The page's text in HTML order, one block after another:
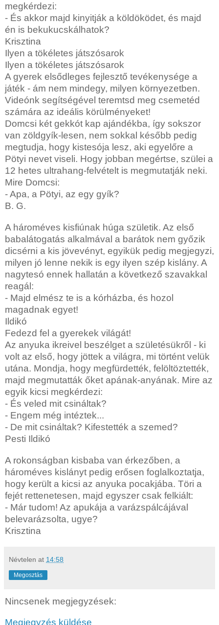
megkérdezi:
- És akkor majd kinyitják a köldöködet, és majd
én is bekukucskálhatok?
Krisztina
Ilyen a tökéletes játszósarok
Ilyen a tökéletes játszósarok
A gyerek elsődleges fejlesztő tevékenysége a
játék - ám nem mindegy, milyen környezetben.
Videónk segítségével teremtsd meg csemetéd
számára az ideális körülményeket!
Domcsi két gekkót kap ajándékba, így sokszor
van zöldgyík-lesen, nem sokkal később pedig
megtudja, hogy kistesója lesz, aki egyelőre a
Pötyi nevet viseli. Hogy jobban megértse, szülei a
12 hetes ultrahang-felvételt is megmutatják neki.
Mire Domcsi:
- Apa, a Pötyi, az egy gyík?
B. G.
A hároméves kisfiúnak húga születik. Az első
babalátogatás alkalmával a barátok nem győzik
dicsérni a kis jövevényt, egyikük pedig megjegyzi,
milyen jó lenne nekik is egy ilyen szép kislány. A
nagytesó ennek hallatán a következő szavakkal
reagál:
- Majd elmész te is a kórházba, és hozol
magadnak egyet!
Ildikó
Fedezd fel a gyerekek világát!
Az anyuka ikreivel beszélget a születésükről - ki
volt az első, hogy jöttek a világra, mi történt velük
utána. Mondja, hogy megfürdették, felöltöztették,
majd megmutatták őket apának-anyának. Mire az
egyik kicsi megkérdezi:
- És veled mit csináltak?
- Engem még intéztek...
- De mit csináltak? Kifestették a szemed?
Pesti Ildikó
A rokonságban kisbaba van érkezőben, a
hároméves kislányt pedig erősen foglalkoztatja,
hogy került a kicsi az anyuka pocakjába. Töri a
fejét rettenetesen, majd egyszer csak felkiált:
- Már tudom! Az apukája a varázspálcájával
belevarázsolta, ugye?
Krisztina
Névtelen at 14:58
Megosztás
Nincsenek megjegyzések:
Megjegyzés küldése